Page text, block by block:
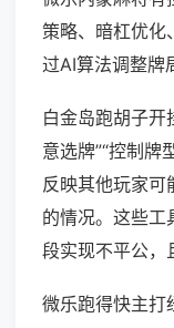
策略、暗杠优化
过AI算法调整牌
白金岛跑胡子开
意选牌”“控制牌
反映其他玩家可
的情况。这些工
段实现不平公，
微乐跑得快主打